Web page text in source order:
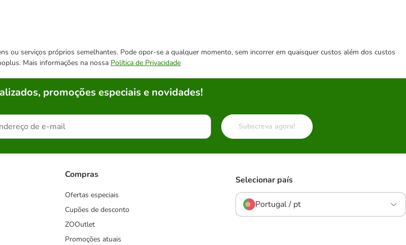
ou serviços próprios semelhantes. Pode opor-se a qualquer momento, sem incorrer em quaisquer custos além dos custos
Mais informações na nossa Política de Privacidade
promoções especiais e novidades!
Subscreva agora!
Compras
Ofertas especiais
Cupões de desconto
ZOOutlet
Promoções atuais
Selecionar país
Portugal / pt